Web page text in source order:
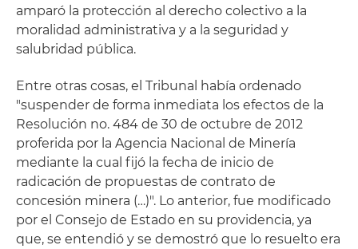
amparó la protección al derecho colectivo a la
moralidad administrativa y a la seguridad y
salubridad pública.
Entre otras cosas, el Tribunal había ordenado
"suspender de forma inmediata los efectos de la
Resolución no. 484 de 30 de octubre de 2012
proferida por la Agencia Nacional de Minería
mediante la cual fijó la fecha de inicio de
radicación de propuestas de contrato de
concesión minera (…)". Lo anterior, fue modificado
por el Consejo de Estado en su providencia, ya
que, se entendió y se demostró que lo resuelto era